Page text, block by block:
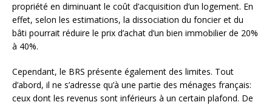
propriété en diminuant le coût d’acquisition d’un logement. En
effet, selon les estimations, la dissociation du foncier et du
bâti pourrait réduire le prix d’achat d’un bien immobilier de 20%
à 40%.
Cependant, le BRS présente également des limites. Tout
d’abord, il ne s’adresse qu’à une partie des ménages français:
ceux dont les revenus sont inférieurs à un certain plafond. De